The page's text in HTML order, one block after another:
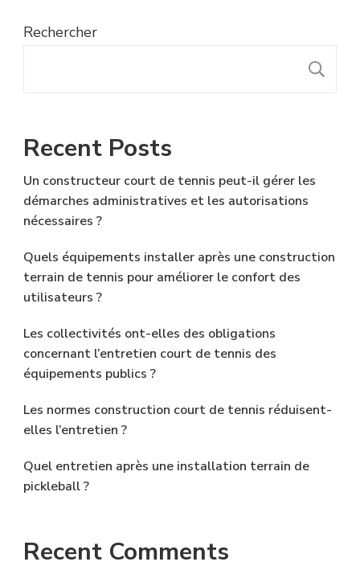
Rechercher
Recent Posts
Un constructeur court de tennis peut-il gérer les
démarches administratives et les autorisations
nécessaires ?
Quels équipements installer après une construction
terrain de tennis pour améliorer le confort des
utilisateurs ?
Les collectivités ont-elles des obligations
concernant l’entretien court de tennis des
équipements publics ?
Les normes construction court de tennis réduisent-
elles l’entretien ?
Quel entretien après une installation terrain de
pickleball ?
Recent Comments